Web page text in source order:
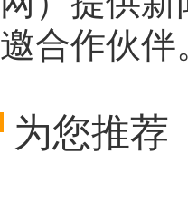
邀合作伙伴
为您推荐